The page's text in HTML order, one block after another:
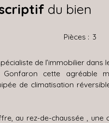
du bien
Pièces : 3
de l’immobilier dans
cette agréable
de climatisation
au rez-de-chaussée , une